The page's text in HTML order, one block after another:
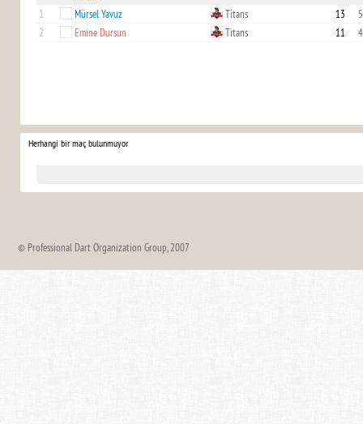
1
Mürsel Yavuz Titans 13
2
Emine Dursun Titans 11
Herhangi bir maç bulunmuyor
© Professional Dart Organization Group, 2007